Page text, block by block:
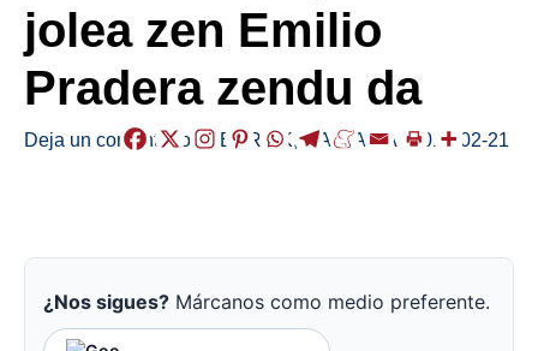
jolea zen Emilio
Pradera zendu da
Deja un comentario /HERRIAK,MALLABIA/2019-02-21
¿Nos sigues? Márcanos como medio preferente.